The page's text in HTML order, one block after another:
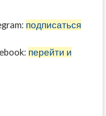
подписаться
перейти и